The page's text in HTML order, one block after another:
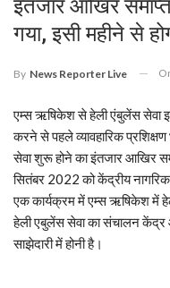
इंतजार आखिर
गया, इसी महीने से
By News Reporter Live
एम्स ऋषिकेश से हेली एंबुलेंस सेवा
करने से पहले व्यावहारिक
सेवा शुरू होने का इंतजार आखिर
सितंबर 2022 को केंद्रीय नागरिक
एक कार्यक्रम में एम्स ऋषिकेश में
हेली एबुलेंस सेवा का संचालन
साझेदारी में होनी है।